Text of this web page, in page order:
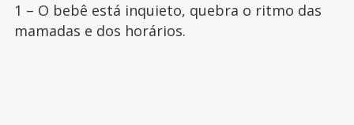
1 – O bebê está inquieto, quebra o ritmo das
mamadas e dos horários.